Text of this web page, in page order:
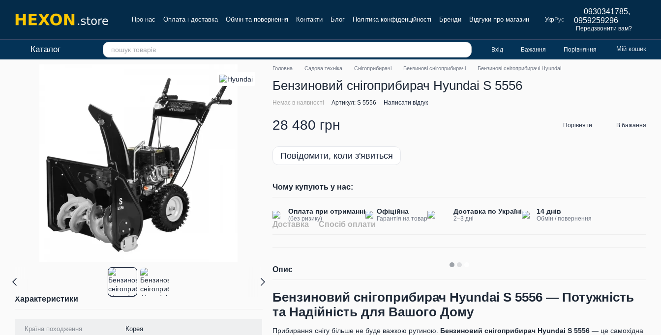
Про нас Оплата і доставка Обмін та повернення Контакти Блог Політика конфіденційності Бренди Відгуки про магазин УкрРус
0930341785,
0959259296
Передзвонити вам?
Каталог Вхід Бажання Порівняння Мій кошик
Характеристики
Країна походження Корея
Головна Садова техніка Снігоприбирачі Бензинові снігоприбирачі Бензинові снігоприбирачі Hyundai
Бензиновий снігоприбирач Hyundai S 5556
Немає в наявності Артикул: S 5556 Написати відгук
28 480 грн Порівняти В бажання
Повідомити, коли з'явиться
Чому купують у нас:
Оплата при отриманні
(без ризику)
Офіційна
Гарантія на товар
Доставка по Україні
2–3 дні
14 днів
Обмін / повернення
Доставка Спосіб оплати
Опис
Бензиновий снігоприбирач Hyundai S 5556 — Потужність
та Надійність для Вашого Дому
Прибирання снігу більше не буде важкою рутиною. Бензиновий снігоприбирач Hyundai S 5556— це самохідна